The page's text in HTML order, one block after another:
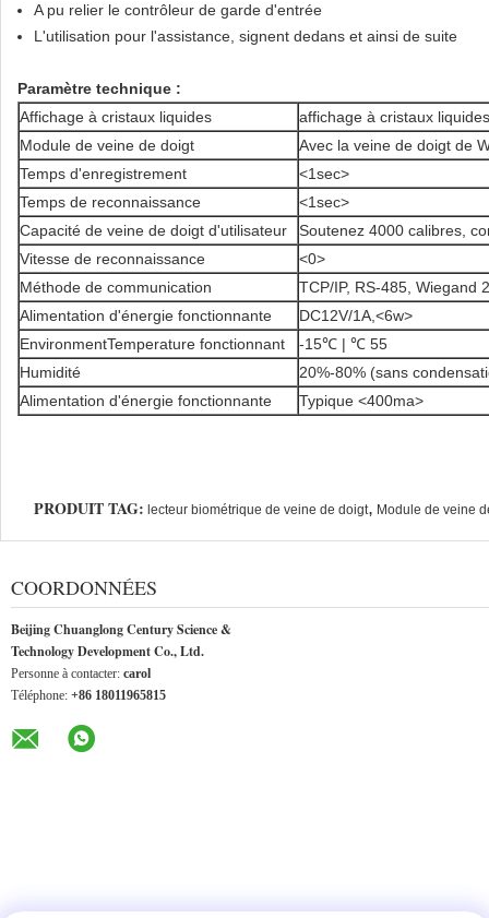
A pu relier le contrôleur de garde d'entrée
L'utilisation pour l'assistance, signent dedans et ainsi de suite
Paramètre technique :
Affichage à cristaux liquides
affichage à cristaux
Module de veine de doigt
Avec la veine de doigt de
Temps d'enregistrement
<1sec>
Temps de reconnaissance
<1sec>
Capacité de veine de doigt d'utilisateur
Soutenez 4000 calibres,
Vitesse de reconnaissance
<0>
Méthode de communication
TCP/IP, RS-485, Wiegand
Alimentation d'énergie fonctionnante
DC12V/1A,<6w>
EnvironmentTemperature fonctionnant
-15℃ | ℃ 55
Humidité
20%-80% (sans
Alimentation d'énergie fonctionnante
Typique <400ma>
PRODUIT TAG: lecteur biométrique de veine de doigt, Module de veine
COORDONNÉES
Beijing Chuanglong Century Science &
Technology Development Co., Ltd.
Personne à contacter: carol
Téléphone: +86 18011965815